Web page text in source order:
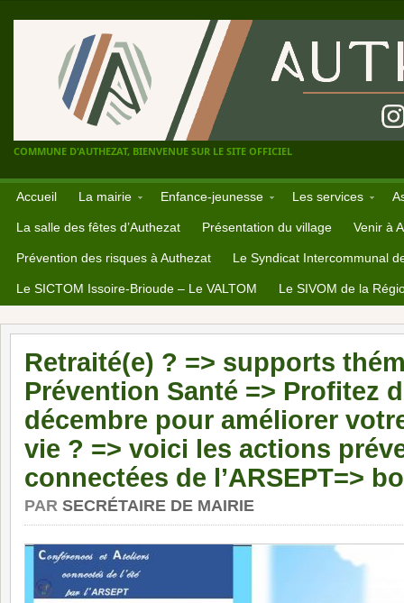
COMMUNE D'AUTHEZAT, BIENVENUE SUR LE SITE OFFICIEL
Accueil La mairie Enfance-jeunesse Les services
La salle des fêtes d’Authezat Présentation du village Venir à
Prévention des risques à Authezat Le Syndicat Intercommunal
Le SICTOM Issoire-Brioude – Le VALTOM Le SIVOM de la
Retraité(e) ? => supports
Prévention Santé => Profitez
décembre pour améliorer
vie ? => voici les actions
connectées de l’ARSEPT=>
PAR SECRÉTAIRE DE MAIRIE